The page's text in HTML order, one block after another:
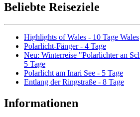
Beliebte Reiseziele
Highlights of Wales - 10 Tage Wales
Polarlicht-Fänger - 4 Tage
Neu: Winterreise "Polarlichter an
5 Tage
Polarlicht am Inari See - 5 Tage
Entlang der Ringstraße - 8 Tage
Informationen